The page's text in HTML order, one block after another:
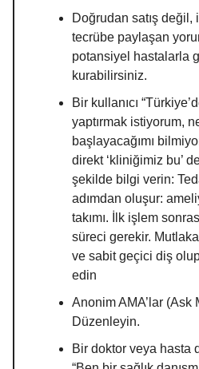
Doğrudan satış değil,
tecrübe paylaşan
potansiyel hastalarla
kurabilirsiniz.
Bir kullanıcı
yaptırmak istiyorum,
başlayacağımı
direkt ‘kliniğimiz bu’
şekilde bilgi verin:
adımdan oluşur:
takımı. İlk işlem
süreci gerekir.
ve sabit geçici diş
edin
Anonim AMA’lar (Ask
Düzenleyin.
Bir doktor veya hasta